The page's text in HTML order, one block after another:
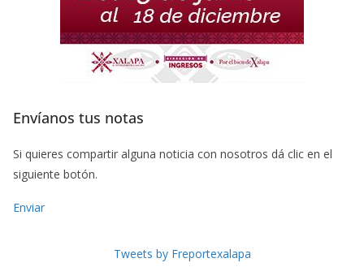
Envíanos tus notas
Si quieres compartir alguna noticia con nosotros dá clic en el
siguiente botón.
Enviar
Tweets by Freportexalapa